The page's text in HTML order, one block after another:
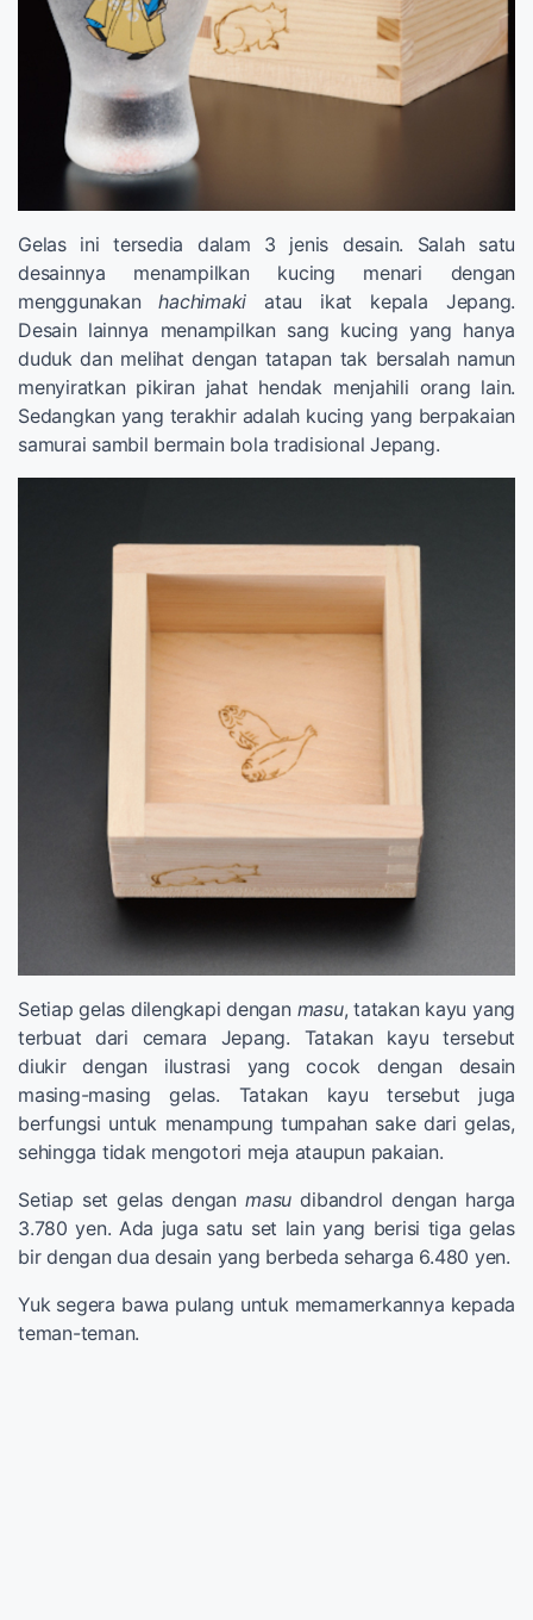
Gelas ini tersedia dalam 3 jenis desain. Salah satu
desainnya menampilkan kucing menari dengan
menggunakanhachimaki atau ikat kepala Jepang.
Desain lainnya menampilkan sang kucing yang hanya
duduk dan melihat dengan tatapan tak bersalah namun
menyiratkan pikiran jahat hendak menjahili orang lain.
Sedangkan yang terakhir adalah kucing yang berpakaian
samurai sambil bermain bola tradisional Jepang.
Setiap gelas dilengkapi dengan masu, tatakan kayu yang
terbuat dari cemara Jepang. Tatakan kayu tersebut
diukir dengan ilustrasi yang cocok dengan desain
masing-masing gelas. Tatakan kayu tersebut juga
berfungsi untuk menampung tumpahan sake dari gelas,
sehingga tidak mengotori meja ataupun pakaian.
Setiap set gelas denganmasu dibandrol dengan harga
3.780 yen. Ada juga satu set lain yang berisi tiga gelas
bir dengan dua desain yang berbeda seharga 6.480 yen.
Yuk segera bawa pulang untuk memamerkannya kepada
teman-teman.